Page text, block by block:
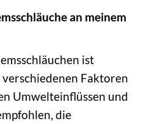
an meinem
ist
Faktoren
Umwelteinflüssen und
die